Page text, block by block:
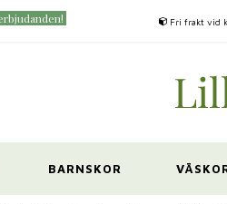
Fri frakt vid
BARNSKOR